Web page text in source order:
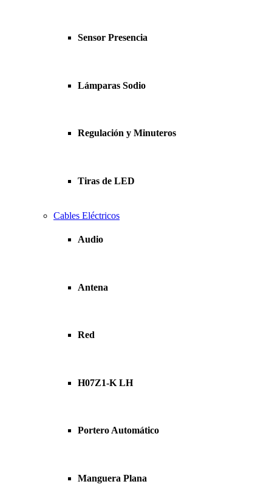
Sensor Presencia
Lámparas Sodio
Regulación y Minuteros
Tiras de LED
Cables Eléctricos
Audio
Antena
Red
H07Z1-K LH
Portero Automático
Manguera Plana